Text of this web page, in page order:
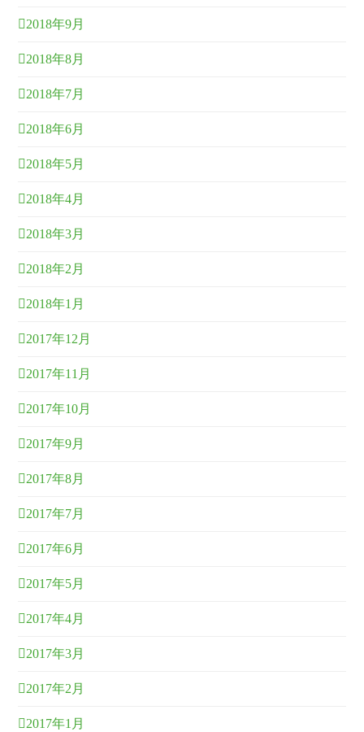
2018年9月
2018年8月
2018年7月
2018年6月
2018年5月
2018年4月
2018年3月
2018年2月
2018年1月
2017年12月
2017年11月
2017年10月
2017年9月
2017年8月
2017年7月
2017年6月
2017年5月
2017年4月
2017年3月
2017年2月
2017年1月